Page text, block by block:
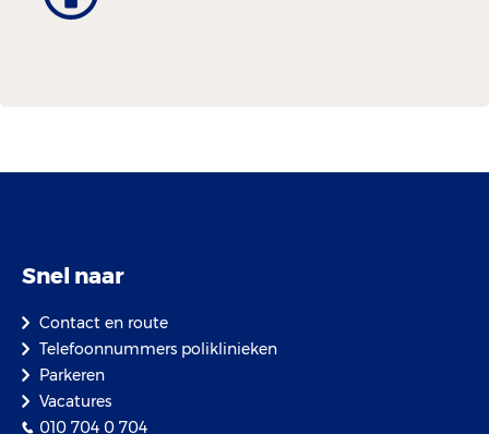
Snel naar
Contact en route
Telefoonnummers poliklinieken
Parkeren
Vacatures
010 704 0 704